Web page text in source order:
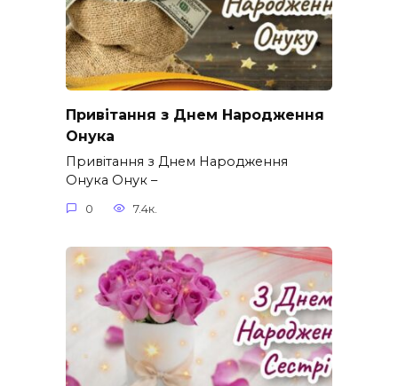
Привітання з Днем Народження
Онука
Привітання з Днем Народження
Онука Онук –
0 7.4к.